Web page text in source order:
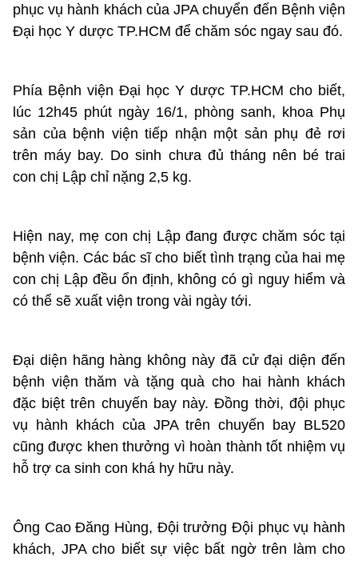
phục vụ hành khách của JPA chuyển đến Bệnh viện
Đại học Y dược TP.HCM để chăm sóc ngay sau đó.
Phía Bệnh viện Đại học Y dược TP.HCM cho biết,
lúc 12h45 phút ngày 16/1, phòng sanh, khoa Phụ
sản của bệnh viện tiếp nhận một sản phụ đẻ rơi
trên máy bay. Do sinh chưa đủ tháng nên bé trai
con chị Lập chỉ nặng 2,5 kg.
Hiện nay, mẹ con chị Lập đang được chăm sóc tại
bệnh viện. Các bác sĩ cho biết tình trạng của hai mẹ
con chị Lập đều ổn định, không có gì nguy hiểm và
có thể sẽ xuất viện trong vài ngày tới.
Đại diện hãng hàng không này đã cử đại diện đến
bệnh viện thăm và tặng quà cho hai hành khách
đặc biệt trên chuyến bay này. Đồng thời, đội phục
vụ hành khách của JPA trên chuyến bay BL520
cũng được khen thưởng vì hoàn thành tốt nhiệm vụ
hỗ trợ ca sinh con khá hy hữu này.
Ông Cao Đăng Hùng, Đội trưởng Đội phục vụ hành
khách, JPA cho biết sự việc bất ngờ trên làm cho